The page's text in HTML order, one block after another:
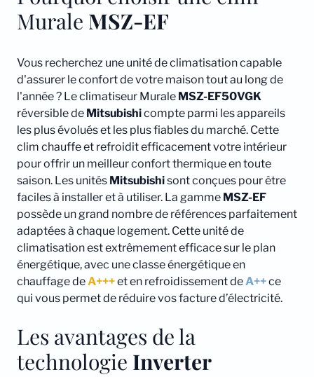
Murale MSZ-EF
Vous recherchez une unité de climatisation capable
d'assurer le confort de votre maison tout au long de
l'année ? Le climatiseur Murale MSZ-EF50VGK
réversible de Mitsubishicompte parmi les appareils
les plus évolués et les plus fiables du marché. Cette
clim chauffe et refroidit efficacement votre intérieur
pour offrir un meilleur confort thermique en toute
saison. Les unités Mitsubishisont conçues pour être
faciles à installer et à utiliser. La gamme MSZ-EF
possède un grand nombre de références parfaitement
adaptées à chaque logement. Cette unité de
climatisation est extrêmement efficace sur le plan
énergétique, avec une classe énergétique en
chauffage deA+++et en refroidissement deA++ce
qui vous permet de réduire vos facture d’électricité.
Les avantages de la
technologie Inverter